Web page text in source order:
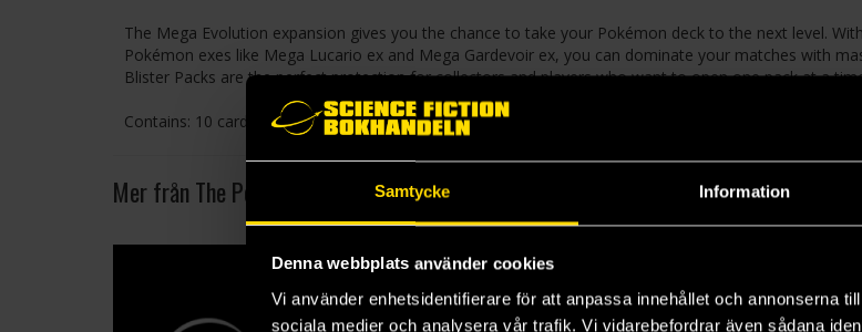
Samtycke Information
Denna webbplats använder cookies
Vi använder enhetsidentifierare för att anpassa innehållet och annonserna
sociala medier och analysera vår trafik. Vi vidarebefordrar även sådana
The Mega Evolution expansion gives you the chance to take your Pokémon deck to the next level.
Pokémon exes like Mega Lucario ex and Mega Gardevoir ex, you can dominate your matches with
Blister Packs are the perfect protection for collectors and players who want to open one pack at a
Contains: 10 cards
Mer från The Pokémon Company